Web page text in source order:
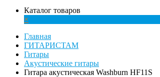
Каталог товаров
×
Главная
ГИТАРИСТАМ
Гитары
Акустические гитары
Гитара акустическая Washburn HF11S